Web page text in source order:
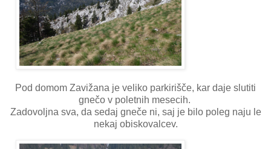
Pod domom Zavižana je veliko parkirišče, kar daje slutiti
gnečo v poletnih mesecih.
Zadovoljna sva, da sedaj gneče ni, saj je bilo poleg naju le
nekaj obiskovalcev.